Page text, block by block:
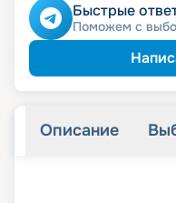
Быстрые
Поможем с
Описание